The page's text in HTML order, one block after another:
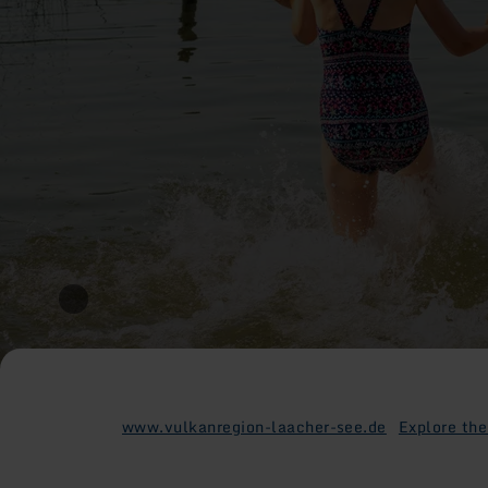
www.vulkanregion-laacher-see.de Explore